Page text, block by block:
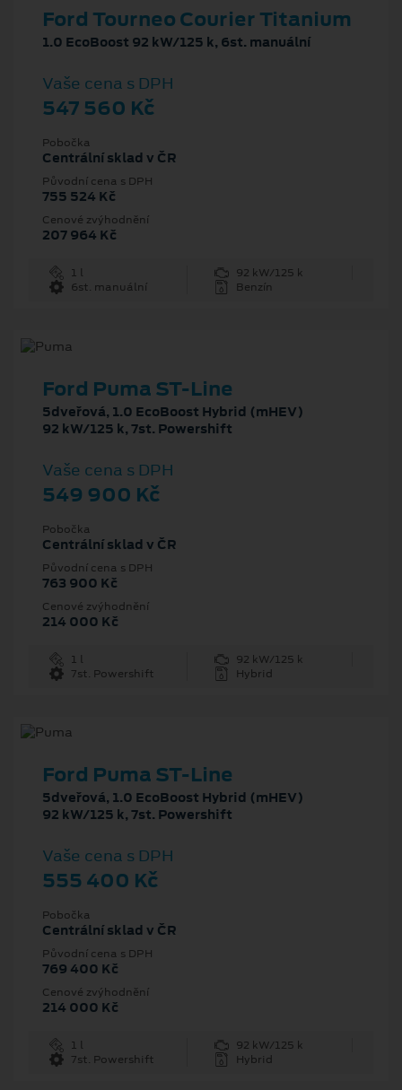
Ford Tourneo Courier Titanium
1.0 EcoBoost 92 kW/125 k, 6st. manuální
Vaše cena s DPH
547 560 Kč
Pobočka
Centrální sklad v ČR
Původní cena s DPH
755 524 Kč
Cenové zvýhodnění
207 964 Kč
1 l
92 kW/125 k
6st. manuální
Benzín
Ford Puma ST-Line
5dveřová, 1.0 EcoBoost Hybrid (mHEV)
92 kW/125 k, 7st. Powershift
Vaše cena s DPH
549 900 Kč
Pobočka
Centrální sklad v ČR
Původní cena s DPH
763 900 Kč
Cenové zvýhodnění
214 000 Kč
1 l
92 kW/125 k
7st. Powershift
Hybrid
Ford Puma ST-Line
5dveřová, 1.0 EcoBoost Hybrid (mHEV)
92 kW/125 k, 7st. Powershift
Vaše cena s DPH
555 400 Kč
Pobočka
Centrální sklad v ČR
Původní cena s DPH
769 400 Kč
Cenové zvýhodnění
214 000 Kč
1 l
92 kW/125 k
7st. Powershift
Hybrid